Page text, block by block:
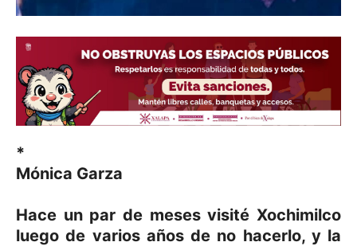
*
Mónica Garza
Hace un par de meses visité Xochimilco
luego de varios años de no hacerlo, y la